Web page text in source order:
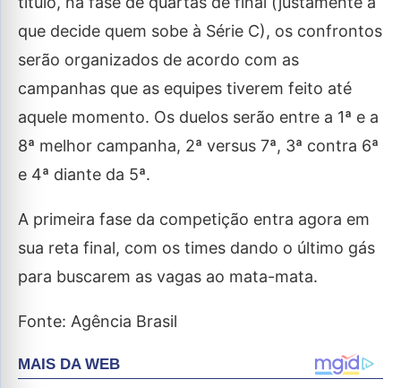
que decide quem sobe à Série C), os confrontos
serão organizados de acordo com as
campanhas que as equipes tiverem feito até
aquele momento. Os duelos serão entre a 1ª e a
8ª melhor campanha, 2ª versus 7ª, 3ª contra 6ª
e 4ª diante da 5ª.
A primeira fase da competição entra agora em
sua reta final, com os times dando o último gás
para buscarem as vagas ao mata-mata.
Fonte: Agência Brasil